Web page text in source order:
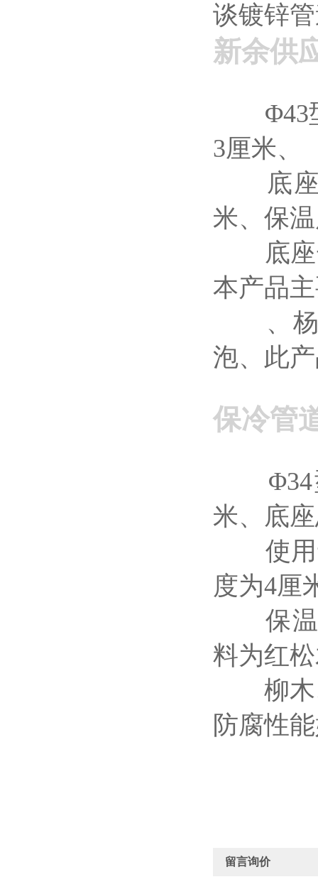
谈镀锌
新余供
Φ43型
3厘米、
底座
米、保
底座长
本产品
、杨
泡、此
保冷管
Φ34型
米、底
使用于
度为4厘
保温层
料为红
柳木、
防腐性
留言询价